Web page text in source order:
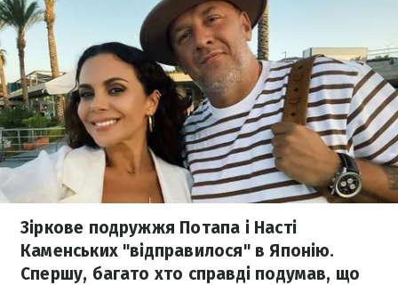
Зіркове подружжя Потапа і Насті
Каменських "відправилося" в Японію.
Спершу, багато хто справді подумав, що